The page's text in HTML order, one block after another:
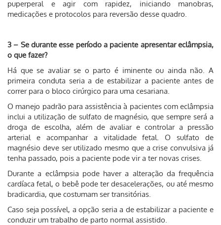
puperperal e agir com rapidez, iniciando manobras,
medicações e protocolos para reversão desse quadro.
3 – Se durante esse período a paciente apresentar eclâmpsia,
o que fazer?
Há que se avaliar se o parto é iminente ou ainda não. A
primeira conduta seria a de estabilizar a paciente antes de
correr para o bloco cirúrgico para uma cesariana.
O manejo padrão para assistência à pacientes com eclâmpsia
inclui a utilização de sulfato de magnésio, que sempre será a
droga de escolha, além de avaliar e controlar a pressão
arterial e acompanhar a vitalidade fetal. O sulfato de
magnésio deve ser utilizado mesmo que a crise convulsiva já
tenha passado, pois a paciente pode vir a ter novas crises.
Durante a eclâmpsia pode haver a alteração da frequência
cardíaca fetal, o bebê pode ter desacelerações, ou até mesmo
bradicardia, que costumam ser transitórias.
Caso seja possível, a opção seria a de estabilizar a paciente e
conduzir um trabalho de parto normal assistido.